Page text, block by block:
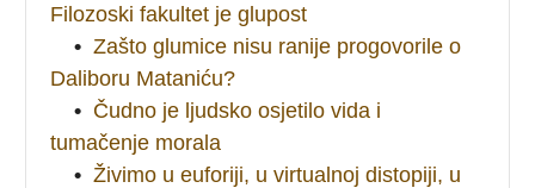
Filozoski fakultet je glupost
• Zašto glumice nisu ranije progovorile o
Daliboru Mataniću?
• Čudno je ljudsko osjetilo vida i
tumačenje morala
• Živimo u euforiji, u virtualnoj distopiji, u